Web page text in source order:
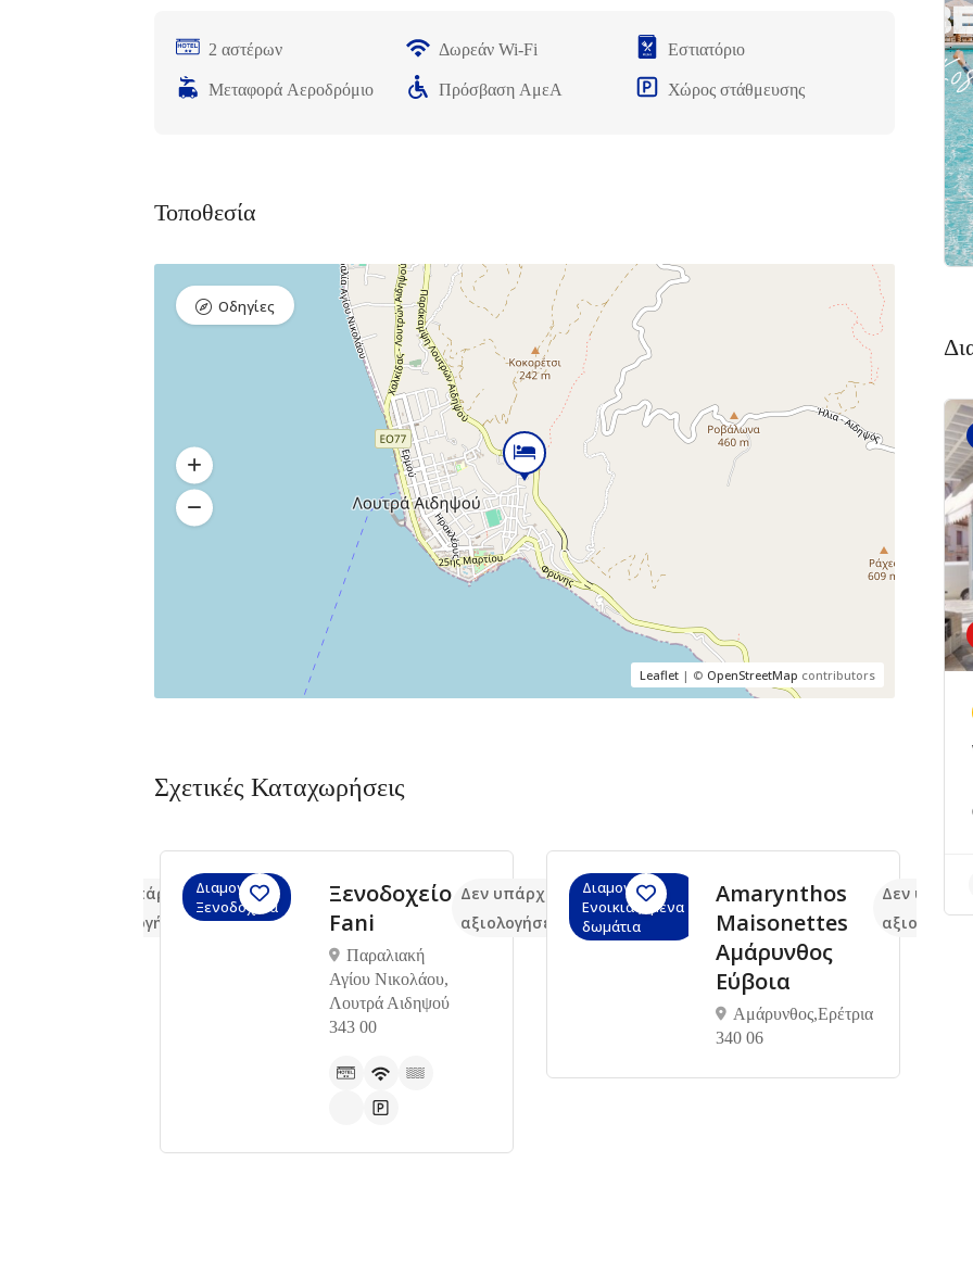
2 αστέρων Δωρεάν Wi-Fi Εστιατόριο
Μεταφορά Αεροδρόμιο Πρόσβαση ΑμεΑ Χώρος στάθμευσης
Τοποθεσία
Leaflet| © OpenStreetMap contributors
Οδηγίες
Σχετικές Καταχωρήσεις
Δεν υπάρχουν ακόμα
αξιολογήσεις
Διαμονή,
Ξενοδοχεία
Ξενοδοχείο
Fani
Παραλιακή
Αγίου Νικολάου,
Λουτρά Αιδηψού
343 00
Δεν υπάρχουν ακόμα
αξιολογήσεις
Διαμονή,
Ενοικιαζόμενα
δωμάτια
Amarynthos
Maisonettes
Αμάρυνθος
Εύβοια
Αμάρυνθος,Ερέτρια
340 06
Δεν
Χαλκίδα 341